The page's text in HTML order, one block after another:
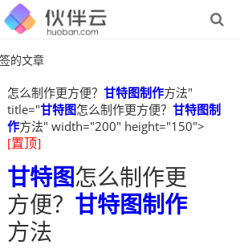
的文章
怎么制作更方便？ 甘特图制作方法"
title="甘特图怎么制作更方便？ 甘特图制
作方法" width="200" height="150">
[置顶]
甘特图怎么制作更
方便？ 甘特图制作
方法